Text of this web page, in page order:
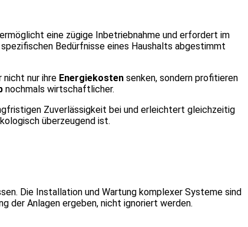
eine zügige Inbetriebnahme und erfordert im
Bedürfnisse eines Haushalts abgestimmt
nicht nur ihre Energiekosten senken, sondern profitieren
nochmals wirtschaftlicher.
Zuverlässigkeit bei und erleichtert gleichzeitig
überzeugend ist.
Die Installation und Wartung komplexer Systeme sind
der Anlagen ergeben, nicht ignoriert werden.